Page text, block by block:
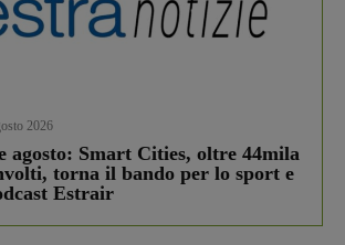
2026
agosto: Smart Cities, oltre 44mila
torna il bando per lo sport e
Estrair